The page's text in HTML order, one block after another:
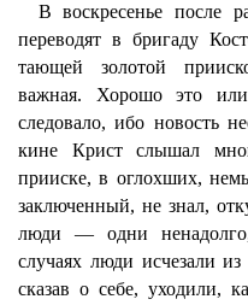
В воскресенье после
переводят в бригаду
тающей золотой
важная. Хорошо это
следовало, ибо новость
кине Крист слышал
прииске, в оглохших,
заключенный, не знал,
люди — одни
случаях люди исчезали
сказав о себе, уходили,